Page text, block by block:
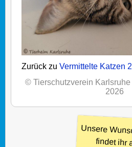
Zurück zu Vermittelte Katzen
© Tierschutzverein
2026
Unsere
findet ihr